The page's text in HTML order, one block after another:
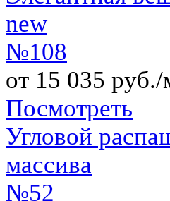
new
№108
от 15 035 руб./
Посмотреть
Угловой
массива
№52